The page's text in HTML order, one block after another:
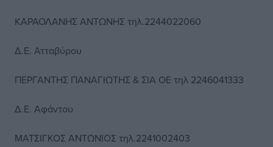
ΚΑΡΑΟΛΑΝΗΣ ΑΝΤΩΝΗΣ τηλ.2244022060
Δ.Ε. Ατταβύρου
ΠΕΡΓΑΝΤΗΣ ΠΑΝΑΓΙΩΤΗΣ & ΣΙΑ ΟΕ τηλ 2246041333
Δ.Ε. Αφάντου
ΜΑΤΣΙΓΚΟΣ ΑΝΤΩΝΙΟΣ τηλ.2241002403